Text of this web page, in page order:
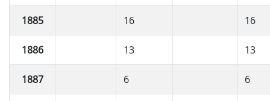
1885 16 16
1886 13 13
1887 6 6